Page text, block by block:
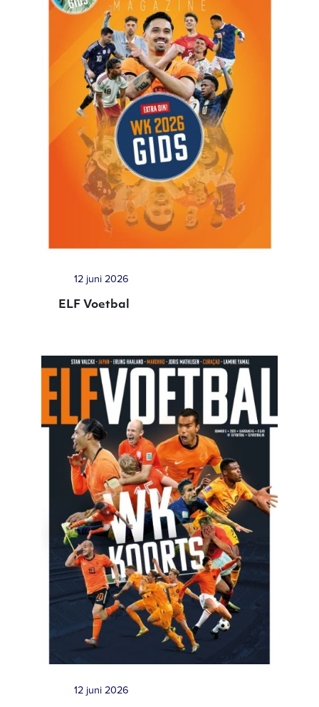
12 juni 2026
ELF Voetbal
12 juni 2026